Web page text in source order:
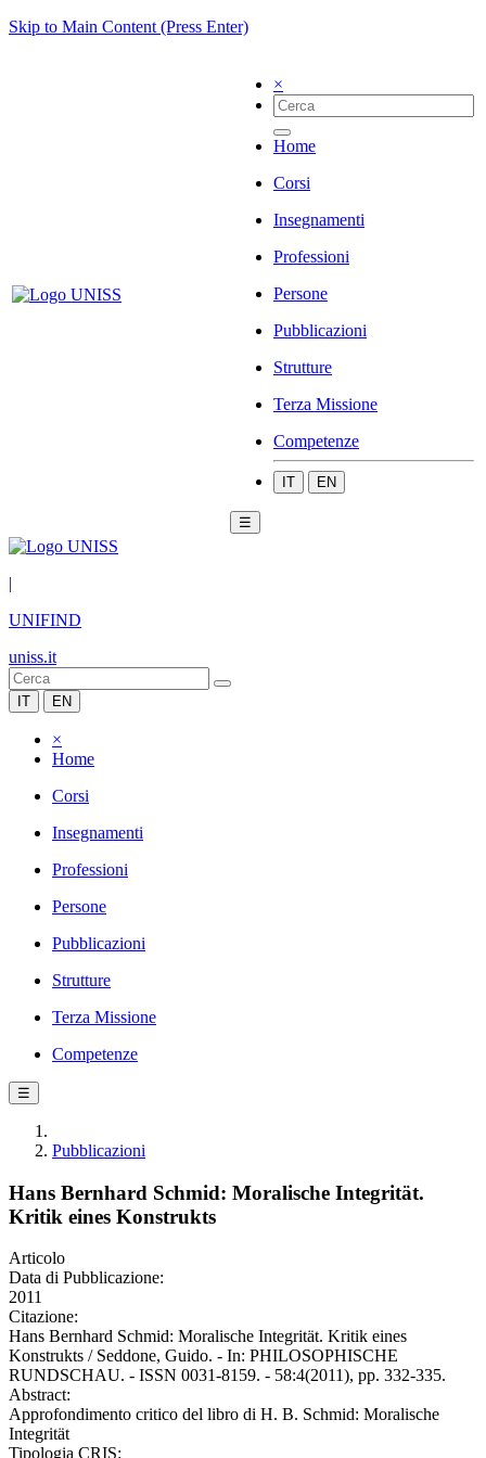
Skip to Main Content (Press Enter)
×
Home
Corsi
Insegnamenti
Professioni
Persone
Pubblicazioni
Strutture
Terza Missione
Competenze
IT EN
☰
|
UNIFIND
uniss.it
IT EN
×
Home
Corsi
Insegnamenti
Professioni
Persone
Pubblicazioni
Strutture
Terza Missione
Competenze
☰
Pubblicazioni
Hans Bernhard Schmid: Moralische Integrität.
Kritik eines Konstrukts
Articolo
Data di Pubblicazione:
2011
Citazione:
Hans Bernhard Schmid: Moralische Integrität. Kritik eines
Konstrukts / Seddone, Guido. - In: PHILOSOPHISCHE
RUNDSCHAU. - ISSN 0031-8159. - 58:4(2011), pp. 332-335.
Abstract:
Approfondimento critico del libro di H. B. Schmid: Moralische
Integrität
Tipologia CRIS: